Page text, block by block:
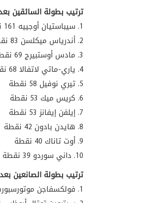
ترتيب بطولة السائقين
1. سيباستيان أوجييه 161 نقطة
2. أندرياس ميكلسن 83 نقطة
3. مادس أوستبيرج 69 نقطة
4. ياري-ماتي لاتفالا 68 نقطة
5. تيري نوفيل 58 نقطة
6. كريس ميك 53 نقطة
7. إيلفن إيفانز 53 نقطة
8. هايدن بادون 42 نقطة
9. أوت تاناك 40 نقطة
10. داني سوردو 39 نقطة
ترتيب بطولة الصانعين
1. فولكسفاجن موتورسبورت216 نقطة